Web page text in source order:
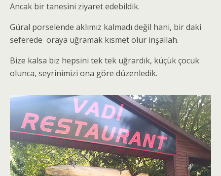
Ancak bir tanesini ziyaret edebildik.
Güral porselende aklımız kalmadı değil hani, bir daki
seferede oraya uğramak kısmet olur inşallah.
Bize kalsa biz hepsini tek tek uğrardık, küçük çocuk
olunca, seyrinimizi ona göre düzenledik.